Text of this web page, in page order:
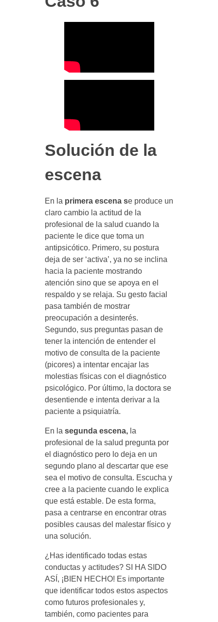
Solución de la
escena
En la primera escena se produce un
claro cambio la actitud de la
profesional de la salud cuando la
paciente le dice que toma un
antipsicótico. Primero, su postura
deja de ser ‘activa’, ya no se inclina
hacia la paciente mostrando
atención sino que se apoya en el
respaldo y se relaja. Su gesto facial
pasa también de mostrar
preocupación a desinterés.
Segundo, sus preguntas pasan de
tener la intención de entender el
motivo de consulta de la paciente
(picores) a intentar encajar las
molestias físicas con el diagnóstico
psicológico. Por último, la doctora se
desentiende e intenta derivar a la
paciente a psiquiatría.
En la segunda escena,la
profesional de la salud pregunta por
el diagnóstico pero lo deja en un
segundo plano al descartar que ese
sea el motivo de consulta. Escucha y
cree a la paciente cuando le explica
que está estable. De esta forma,
pasa a centrarse en encontrar otras
posibles causas del malestar físico y
una solución.
¿Has identificado todas estas
conductas y actitudes? SI HA SIDO
ASÍ, ¡BIEN HECHO! Es importante
que identificar todos estos aspectos
como futuros profesionales y,
también, como pacientes para